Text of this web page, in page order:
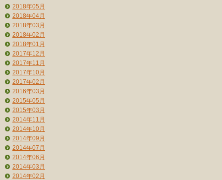
2018年05月
2018年04月
2018年03月
2018年02月
2018年01月
2017年12月
2017年11月
2017年10月
2017年02月
2016年03月
2015年05月
2015年03月
2014年11月
2014年10月
2014年09月
2014年07月
2014年06月
2014年03月
2014年02月